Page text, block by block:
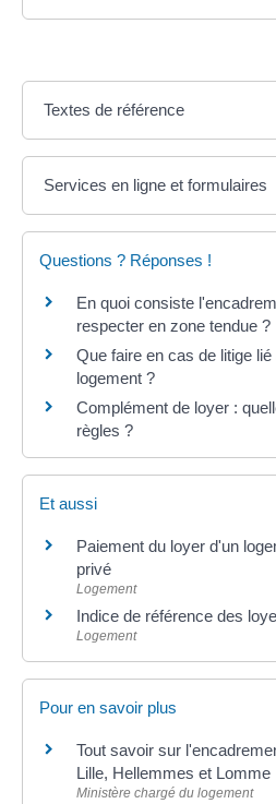
Textes de référence
Services en ligne et formulaires
Questions ? Réponses !
En quoi consiste
respecter en zone tendue ?
Que faire en cas de litige
logement ?
Complément de loyer :
règles ?
Et aussi
Paiement du loyer d'un
privé
Logement
Indice de référence des
Logement
Pour en savoir plus
Tout savoir sur
Lille, Hellemmes et Lomme
Ministère chargé du logement